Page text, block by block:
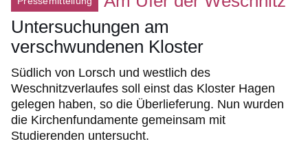
Untersuchungen am
verschwundenen Kloster
Südlich von Lorsch und westlich des
Weschnitzverlaufes soll einst das Kloster Hagen
gelegen haben, so die Überlieferung. Nun wurden
die Kirchenfundamente gemeinsam mit
Studierenden untersucht.